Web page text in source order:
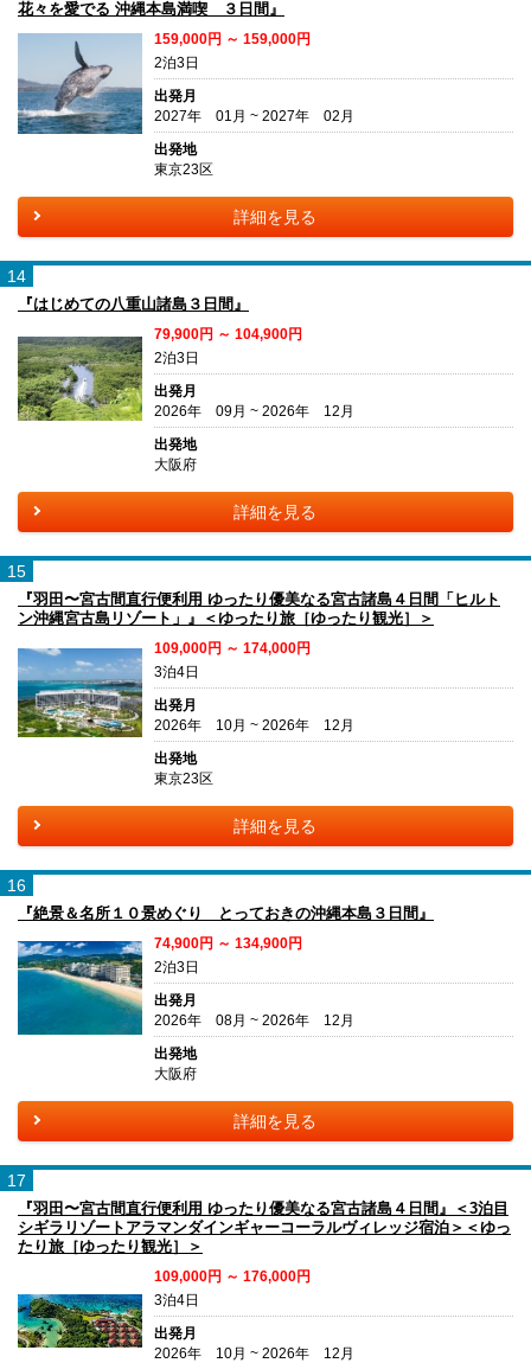
花々を愛でる 沖縄本島満喫 ３日間』
159,000円 ～ 159,000円
2泊3日
出発月
2027年 01月 ~ 2027年 02月
出発地
東京23区
詳細を見る
14
『はじめての八重山諸島３日間』
79,900円 ～ 104,900円
2泊3日
出発月
2026年 09月 ~ 2026年 12月
出発地
大阪府
詳細を見る
15
『羽田〜宮古間直行便利用 ゆったり優美なる宮古諸島４日間「ヒルト
ン沖縄宮古島リゾート」』＜ゆったり旅［ゆったり観光］＞
109,000円 ～ 174,000円
3泊4日
出発月
2026年 10月 ~ 2026年 12月
出発地
東京23区
詳細を見る
16
『絶景＆名所１０景めぐり とっておきの沖縄本島３日間』
74,900円 ～ 134,900円
2泊3日
出発月
2026年 08月 ~ 2026年 12月
出発地
大阪府
詳細を見る
17
『羽田〜宮古間直行便利用 ゆったり優美なる宮古諸島４日間』＜3泊目
シギラリゾートアラマンダインギャーコーラルヴィレッジ宿泊＞＜ゆっ
たり旅［ゆったり観光］＞
109,000円 ～ 176,000円
3泊4日
出発月
2026年 10月 ~ 2026年 12月